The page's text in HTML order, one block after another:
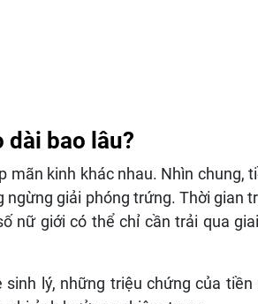
bao lâu?
kinh khác nhau. Nhìn chung,
giải phóng trứng. Thời gian
nữ giới có thể chỉ cần trải qua
lý, những triệu chứng của tiền